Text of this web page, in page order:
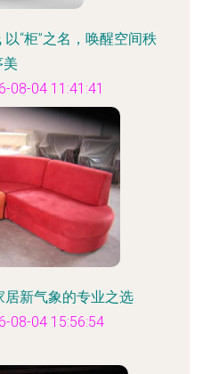
“柜”之名，唤醒空间秩
美
08-04 11:41:41
新气象的专业之选
08-04 15:56:54